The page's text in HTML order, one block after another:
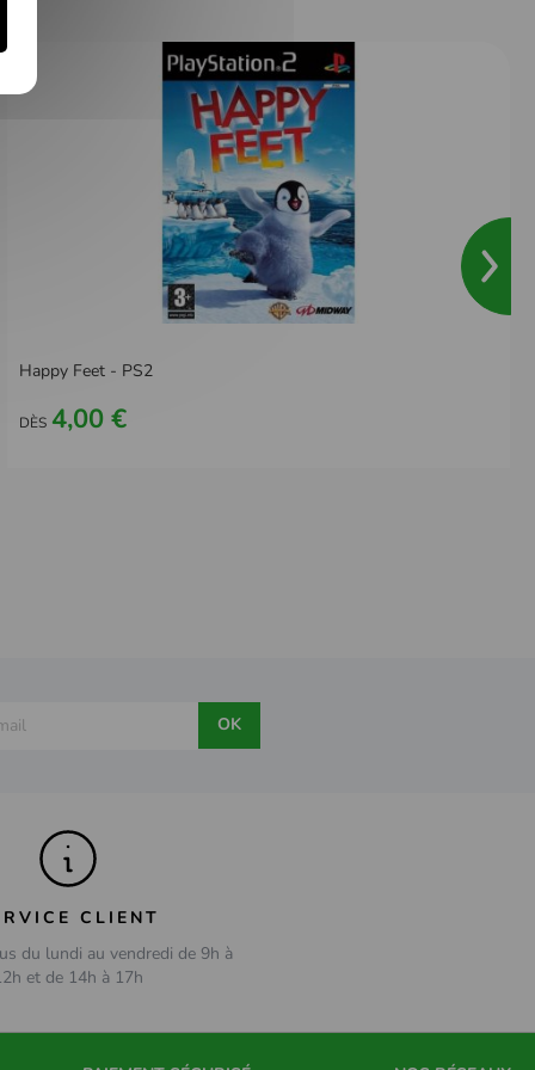
Happy Feet - PS2
DÈS 4,00 €
OK
CLIENT
du lundi au vendredi de 9h à
et de 14h à 17h